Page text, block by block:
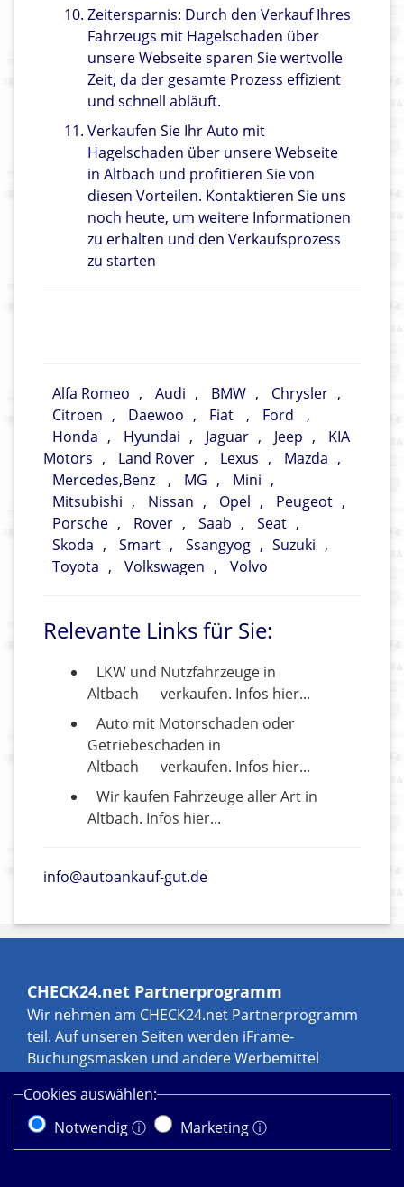
Zeitersparnis: Durch den Verkauf Ihres
Fahrzeugs mit Hagelschaden über
unsere Webseite sparen Sie wertvolle
Zeit, da der gesamte Prozess effizient
und schnell abläuft.
Verkaufen Sie Ihr Auto mit
Hagelschaden über unsere Webseite
in Altbach und profitieren Sie von
diesen Vorteilen. Kontaktieren Sie uns
noch heute, um weitere Informationen
zu erhalten und den Verkaufsprozess
zu starten
Alfa Romeo , Audi , BMW , Chrysler ,
Citroen , Daewoo , Fiat , Ford
,
Honda , Hyundai , Jaguar , Jeep ,
KIA
Motors , Land Rover , Lexus , Mazda ,
Mercedes,Benz
, MG , Mini ,
Mitsubishi , Nissan , Opel , Peugeot ,
Porsche , Rover , Saab , Seat ,
Skoda , Smart , Ssangyog , Suzuki ,
Toyota , Volkswagen , Volvo
Relevante Links für Sie:
LKW und Nutzfahrzeuge in
Altbach
verkaufen. Infos hier...
Auto mit Motorschaden oder
Getriebeschaden in
Altbach
verkaufen. Infos hier...
Wir kaufen Fahrzeuge aller Art in
Altbach. Infos hier...
info@autoankauf-gut.de
CHECK24.net Partnerprogramm
Wir nehmen am CHECK24.net Partnerprogramm
teil. Auf unseren Seiten werden iFrame-
Buchungsmasken und andere Werbemittel
zum Beispiel durch Leads und Sales, eine
Werbekostenerstattung erhalten können. Weitere
Informationen zur Datennutzung durch
Cookies auswählen:
Notwendig ⓘ
Marketing ⓘ